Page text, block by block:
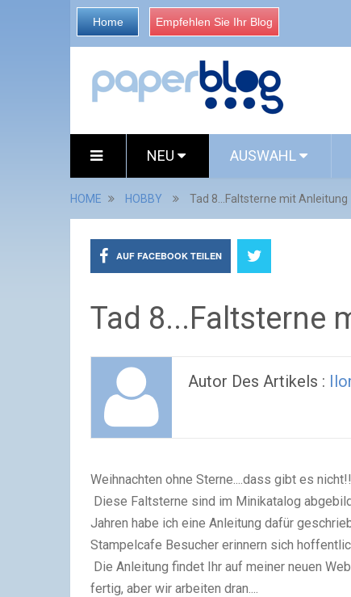
Home Empfehlen Sie Ihr Blog
NEU AUSWAHL
HOME HOBBY Tad 8...Faltsterne mit Anleitung
AUF FACEBOOK TEILEN
Tad 8...Faltsterne
Autor Des Artikels :
Weihnachten ohne Sterne....dass gibt es nicht!!
Diese Faltsterne sind im Minikatalog
Jahren habe ich eine Anleitung dafür
Stampelcafe Besucher erinnern sich
Die Anleitung findet Ihr auf meiner neuen
fertig, aber wir arbeiten dran....